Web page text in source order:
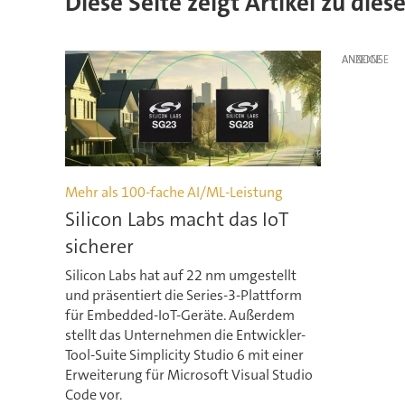
Mehr als 100-fache AI/ML-Leistung
Silicon Labs macht das IoT
sicherer
Silicon Labs hat auf 22 nm umgestellt
und präsentiert die Series-3-Plattform
für Embedded-IoT-Geräte. Außerdem
stellt das Unternehmen die Entwickler-
Tool-Suite Simplicity Studio 6 mit einer
Erweiterung für Microsoft Visual Studio
Code vor.
ANZEIGE